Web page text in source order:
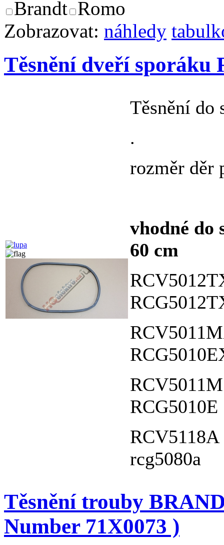
Brandt Romo
Zobrazovat: náhledy
Těsnění dveří sporáku
Těsnění do
.
rozměr děr
vhodné do
60 cm
rcg5080a
Těsnění trouby
Number 71X0073 )